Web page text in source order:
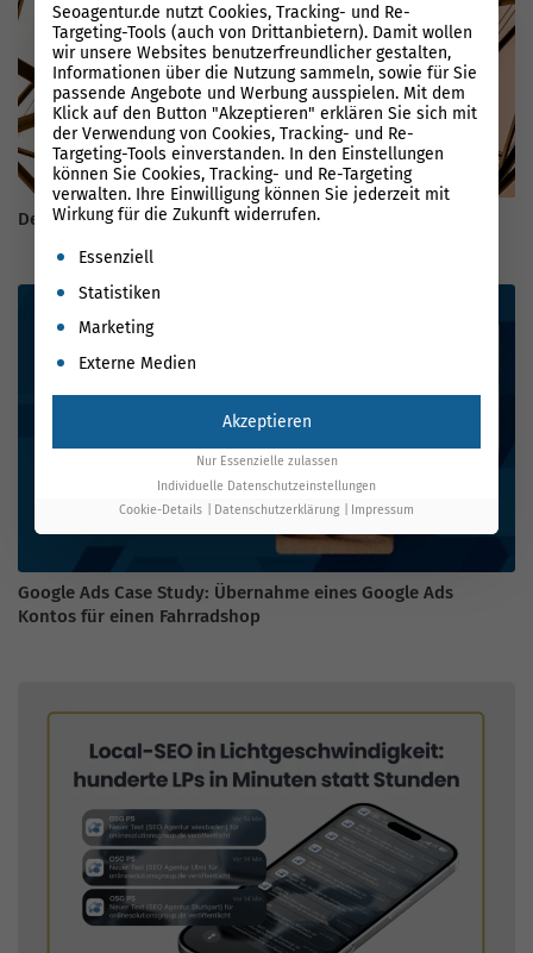
Der Ultimative Guide für strukturierte Daten
Google Ads Case Study: Übernahme eines Google Ads
Kontos für einen Fahrradshop
Seoagentur.de nutzt Cookies, Tracking- und Re-
Targeting-Tools (auch von Drittanbietern). Damit wollen
wir unsere Websites benutzerfreundlicher gestalten,
Informationen über die Nutzung sammeln, sowie für Sie
passende Angebote und Werbung ausspielen. Mit dem
Klick auf den Button "Akzeptieren" erklären Sie sich mit
der Verwendung von Cookies, Tracking- und Re-
Targeting-Tools einverstanden. In den Einstellungen
können Sie Cookies, Tracking- und Re-Targeting
verwalten. Ihre Einwilligung können Sie jederzeit mit
Wirkung für die Zukunft widerrufen.
Es folgt eine Liste der Service-Gruppen, für die eine
Essenziell
Statistiken
Marketing
Externe Medien
Akzeptieren
Nur Essenzielle zulassen
Individuelle Datenschutzeinstellungen
Cookie-Details
Datenschutzerklärung Impressum